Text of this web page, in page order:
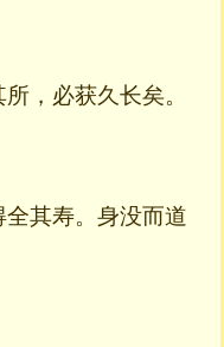
，必获久长矣。
其寿。身没而道